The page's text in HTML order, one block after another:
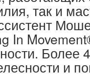
так и
In
Более
и